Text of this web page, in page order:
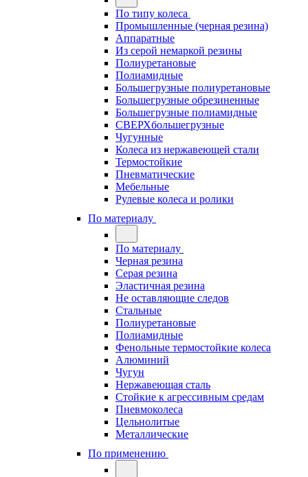
По типу колеса
Промышленные (черная резина)
Аппаратные
Из серой немаркой резины
Полиуретановые
Полиамидные
Большегрузные полиуретановые
Большегрузные обрезиненные
Большегрузные полиамидные
СВЕРХбольшегрузные
Чугунные
Колеса из нержавеющей стали
Термостойкие
Пневматические
Мебельные
Рулевые колеса и ролики
По материалу
По материалу
Черная резина
Серая резина
Эластичная резина
Не оставляющие следов
Стальные
Полиуретановые
Полиамидные
Фенольные термостойкие колеса
Алюминий
Чугун
Нержавеющая сталь
Стойкие к агрессивным средам
Пневмоколеса
Цельнолитые
Металлические
По применению